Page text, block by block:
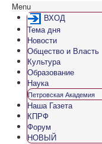
Menu
ВХОД
Тема дня
Новости
Общество и Власть
Культура
Образование
Наука
Петровская Академия
Наша Газета
КПРФ
Форум
НОВЫЙ